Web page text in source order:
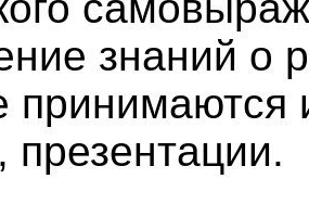
знаний о
принимаются
презентации.